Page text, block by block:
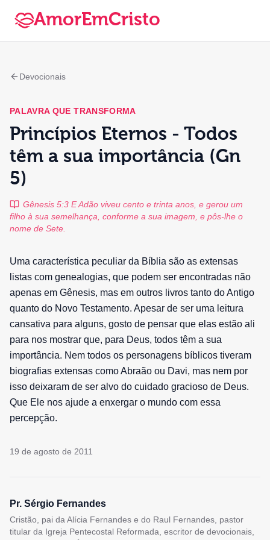
AmorEmCristo
Devocionais
PALAVRA QUE TRANSFORMA
Princípios Eternos - Todos
têm a sua importância (Gn
5)
Gênesis 5:3 E Adão viveu cento e trinta anos, e gerou um
filho à sua semelhança, conforme a sua imagem, e pôs-lhe o
nome de Sete.
Uma característica peculiar da Bíblia são as extensas
listas com genealogias, que podem ser encontradas não
apenas em Gênesis, mas em outros livros tanto do Antigo
quanto do Novo Testamento. Apesar de ser uma leitura
cansativa para alguns, gosto de pensar que elas estão ali
para nos mostrar que, para Deus, todos têm a sua
importância. Nem todos os personagens bíblicos tiveram
biografias extensas como Abraão ou Davi, mas nem por
isso deixaram de ser alvo do cuidado gracioso de Deus.
Que Ele nos ajude a enxergar o mundo com essa
percepção.
19 de agosto de 2011
Pr. Sérgio Fernandes
Cristão, pai da Alícia Fernandes e do Raul Fernandes, pastor
titular da Igreja Pentecostal Reformada, escritor de devocionais,